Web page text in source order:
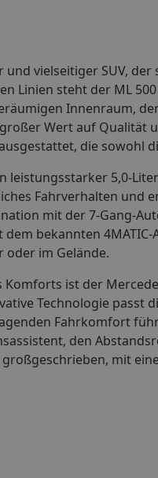
vielseitiger SUV,
Linien steht der ML
Innenraum,
Wert auf
die sowohl
leistungsstarker 5,0-
Fahrverhalten und
mit der 7-Gang-
dem bekannten
oder im Gelände.
ist der
Technologie passt
Fahrkomfort
den
mit